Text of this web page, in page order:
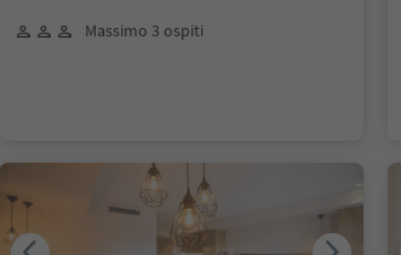
Massimo 3 ospiti